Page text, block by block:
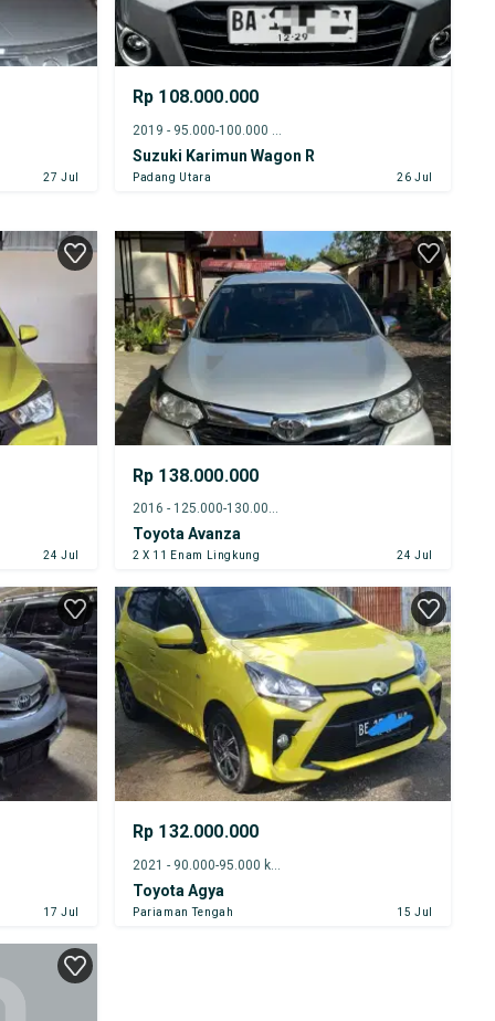
27 Jul
Rp 108.000.000
Suzuki Karimun Wagon R
Padang Utara 26 Jul
24 Jul
Rp 138.000.000
2016 - 125.000-130.000 km
Toyota Avanza
2 X 11 Enam Lingkung 24 Jul
17 Jul
Rp 132.000.000
2021 - 90.000-95.000 km
Toyota Agya
Pariaman Tengah 15 Jul